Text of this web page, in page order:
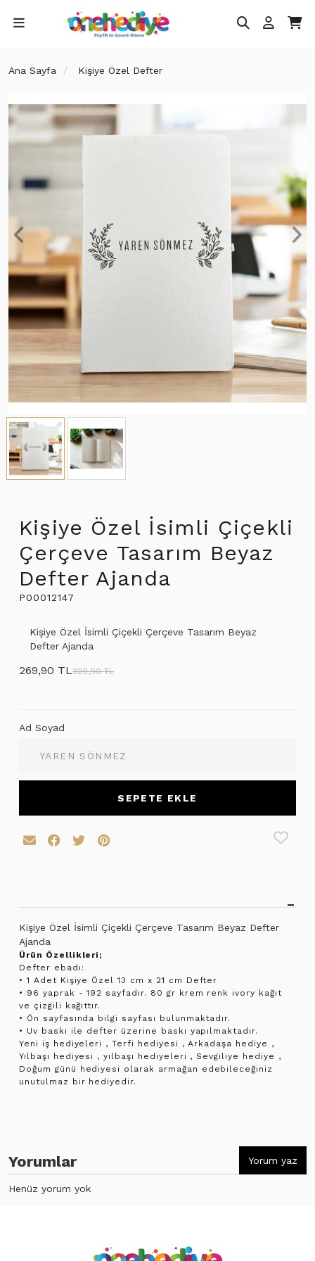
Ana Sayfa Kişiye Özel Defter
Kişiye Özel İsimli Çiçekli
Çerçeve Tasarım Beyaz
Defter Ajanda
P00012147
Kişiye Özel İsimli Çiçekli Çerçeve Tasarım Beyaz
Defter Ajanda
269,90 TL329,90 TL
Ad Soyad
SEPETE EKLE
Kişiye Özel İsimli Çiçekli Çerçeve Tasarım Beyaz Defter
Ajanda
Ürün Özellikleri;
Defter ebadı:
• 1 Adet Kişiye Özel 13 cm x 21 cm Defter
• 96 yaprak - 192 sayfadır. 80 gr krem renk ivory kağıt
ve çizgili kağıttır.
• Ön sayfasında bilgi sayfası bulunmaktadır.
• Uv baskı ile defter üzerine baskı yapılmaktadır.
Yeni iş hediyeleri , Terfi hediyesi , Arkadaşa hediye ,
Yılbaşı hediyesi , yılbaşı hediyeleri , Sevgiliye hediye ,
Doğum günü hediyesi olarak armağan edebileceğiniz
unutulmaz bir hediyedir.
Yorumlar Yorum yaz
Henüz yorum yok